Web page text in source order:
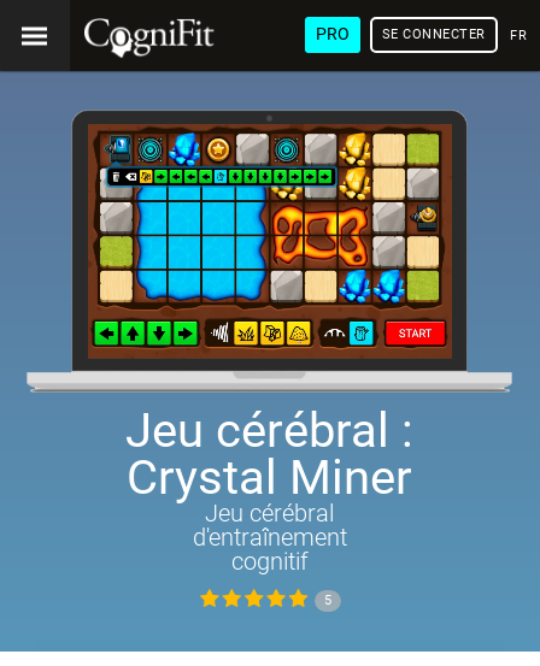
PRO SE CONNECTER
Jeu cérébral :
Crystal Miner
Jeu cérébral
d'entraînement
cognitif
5